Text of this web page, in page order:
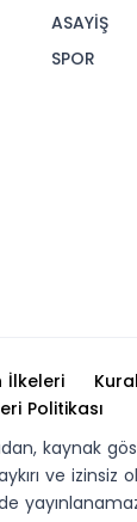
ASAYİŞ
SPOR
İlkeleri
Politikası
kaynak
ve izinsiz